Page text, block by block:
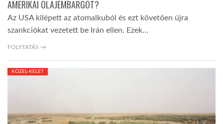
AMERIKAI OLAJEMBARGÓT?
Az USA kilépett az atomalkuból és ezt követően újra
szankciókat vezetett be Irán ellen. Ezek…
FOLYTATÁS →
KÖZEL-KELET